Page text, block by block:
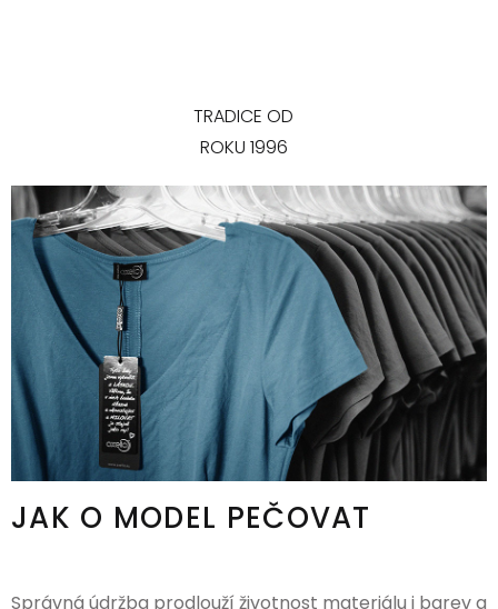
TRADICE OD
ROKU 1996
JAK O MODEL PEČOVAT
Správná údržba prodlouží životnost materiálu i barev a